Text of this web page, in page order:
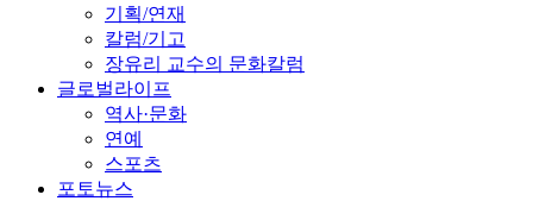
기획/연재
칼럼/기고
장유리 교수의 문화칼럼
글로벌라이프
역사·문화
연예
스포츠
포토뉴스